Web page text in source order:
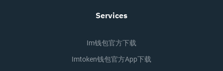
Services
Im钱包官方下载
Imtoken钱包官方app下载